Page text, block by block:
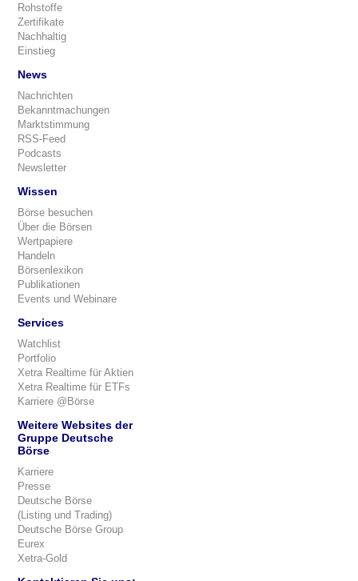
Rohstoffe
Zertifikate
Nachhaltig
Einstieg
News
Nachrichten
Bekanntmachungen
Marktstimmung
RSS-Feed
Podcasts
Newsletter
Wissen
Börse besuchen
Über die Börsen
Wertpapiere
Handeln
Börsenlexikon
Publikationen
Events und Webinare
Services
Watchlist
Portfolio
Xetra Realtime für Aktien
Xetra Realtime für ETFs
Karriere @Börse
Weitere Websites der
Gruppe Deutsche
Börse
Karriere
Presse
Deutsche Börse
(Listing und Trading)
Deutsche Börse Group
Eurex
Xetra-Gold